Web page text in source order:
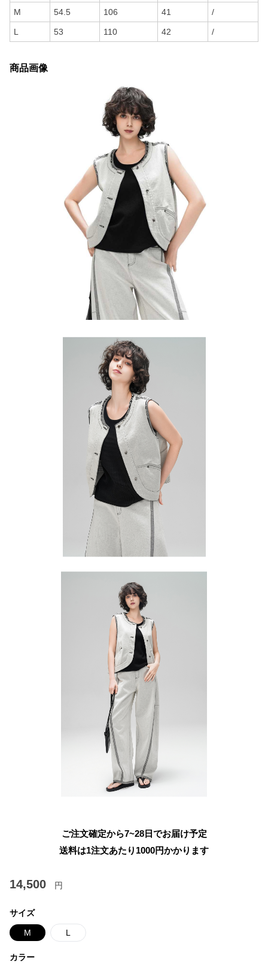
M 54.5 106 41 /
L 53 110 42 /
商品画像
ご注文確定から7~28日でお届け予定
送料は1注文あたり 1000円かかります
14,500 円
サイズ
M L
カラー